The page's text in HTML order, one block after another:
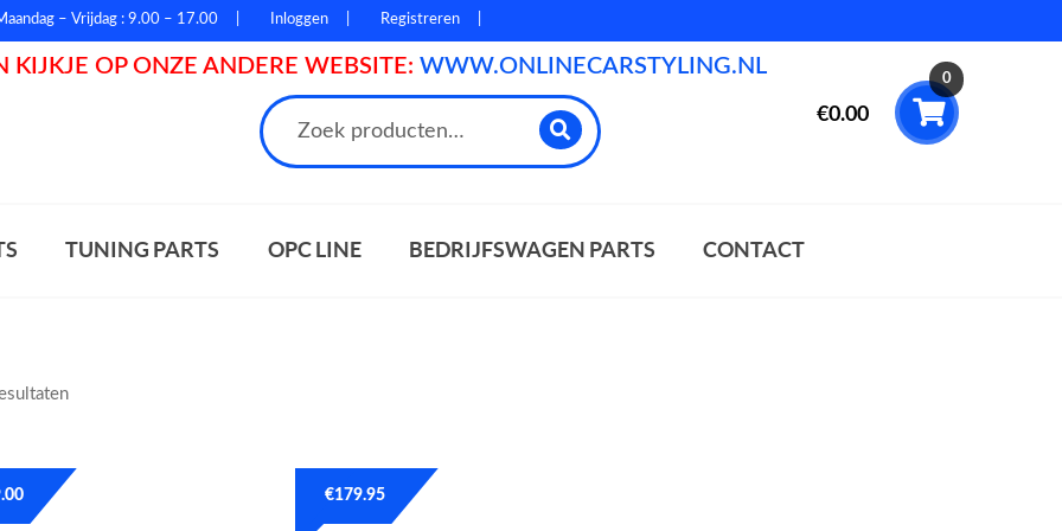
– Vrijdag : 9.00 – 17.00 Inloggen Registreren
KIJKJE OP ONZE ANDERE WEBSITE: WWW.ONLINECARSTYLING.NL
€0.00
0
TUNING PARTS OPC LINE BEDRIJFSWAGEN PARTS CONTACT
€179.95